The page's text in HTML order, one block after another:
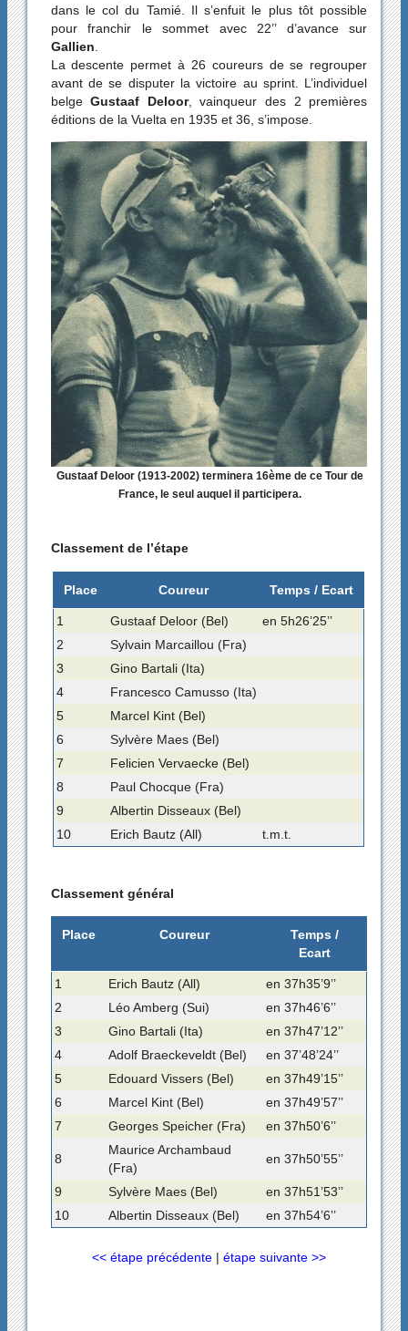
dans le col du Tamié. Il s’enfuit le plus tôt possible
pour franchir le sommet avec 22’’ d’avance sur
Gallien
La descente permet à 26 coureurs de se regrouper
avant de se disputer la victoire au sprint. L’individuel
belgeGustaaf Deloor, vainqueur des 2 premières
éditions de la Vuelta en 1935 et 36, s’impose.
Gustaaf Deloor (1913-2002) terminera 16ème de ce Tour de
France, le seul auquel il participera.
Classement de l’étape
Place Coureur Temps / Ecart
1 Gustaaf Deloor (Bel)
en 5h26’25’’
2
Sylvain Marcaillou (Fra)
3
Gino Bartali (Ita)
4
Francesco Camusso (Ita)
5
Marcel Kint (Bel)
6
Sylvère Maes (Bel)
7
Felicien Vervaecke (Bel)
8
Paul Chocque (Fra)
9
Albertin Disseaux (Bel)
10
Erich Bautz (All) t.m.t.
Classement général
Place Coureur
Temps /
Ecart
1 Erich Bautz (All)
en 37h35’9’’
2
Léo Amberg (Sui)
en 37h46’6’’
3
Gino Bartali (Ita)
en 37h47’12’’
4
Adolf Braeckeveldt (Bel)
en 37’48’24’’
5
Edouard Vissers (Bel)
en 37h49’15’’
6
Marcel Kint (Bel)
en 37h49’57’’
7
Georges Speicher (Fra) en 37h50’6’’
8
Maurice Archambaud
(Fra)
en 37h50’55’’
9 Sylvère Maes (Bel)
en 37h51’53’’
10
Albertin Disseaux (Bel) en 37h54’6’’
<< étape précédente| étape suivante >>